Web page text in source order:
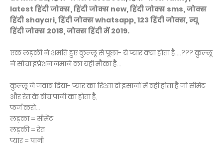
latest हिंदी जोक्स, हिंदी जोक्स new, हिंदी जोक्स sms, जोक्स
हिंदी shayari, हिंदी जोक्स whatsapp, 123 हिंदी जोक्स, न्यू
हिंदी जोक्स 2018, जोक्स हिंदी में 2019.
एक लड़की ने शर्माते हुए कुल्लू से पूछा- ये प्यार क्या होता है….??? कुल्लू
ने सोचा इंप्रेशन जमाने का यही मौका है…
कुल्लू ने जवाब दिया- प्यार का रिश्ता दो इंसानों में वही होता है जो सीमेंट
और रेत के बीच पानी का होता है,
फर्ज करो…
लड़का = सीमेंट
लड़की = रेत
प्यार = पानी